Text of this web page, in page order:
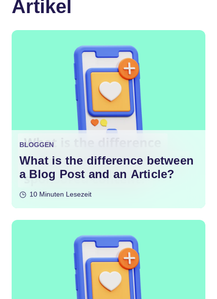
Artikel
BLOGGEN
What is the difference between
a Blog Post and an Article?
10 Minuten Lesezeit